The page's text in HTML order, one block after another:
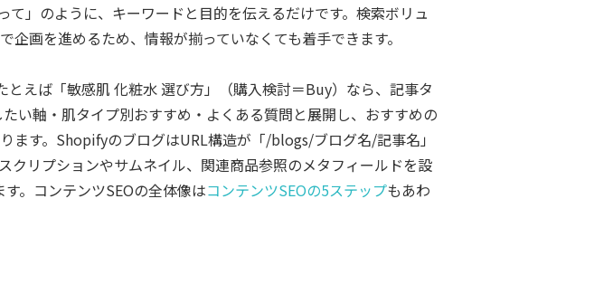
」のように、キーワードと目的を伝えるだけです。検索ボリュ
画を進めるため、情報が揃っていなくても着手できます。
えば「敏感肌 化粧水 選び方」（購入検討＝Buy）なら、記事タ
い軸・肌タイプ別おすすめ・よくある質問と展開し、おすすめの
す。ShopifyのブログはURL構造が「/blogs/ブログ名/記事名」
リプションやサムネイル、関連商品参照のメタフィールドを設
。コンテンツSEOの全体像はコンテンツSEOの5ステップもあわ